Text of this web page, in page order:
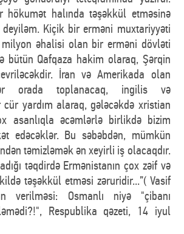
hökumət halında təşəkkül etməsinə
Kiçik bir erməni muxtariyyəti
əhalisi olan bir erməni dövləti
bütün Qafqaza hakim olaraq, Şərqin
İran və Amerikada olan
orada toplanacaq, ingilis və
cür yardım alaraq, gələcəkdə xristian
asanlıqla əcəmlərlə birlikdə bizim
edəcəklər. Bu səbəbdən, mümkün
təmizləmək ən xeyirli iş olacaqdır.
təqdirdə Ermənistanın çox zəif və
təşəkkül etməsi zəruridir...”( Vasif
verilməsi: Osmanlı niyə "çibanı
Respublika qəzeti, 14 iyul